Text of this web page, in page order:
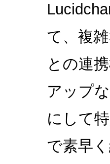
て、複
との連
アップ
にして
で素早